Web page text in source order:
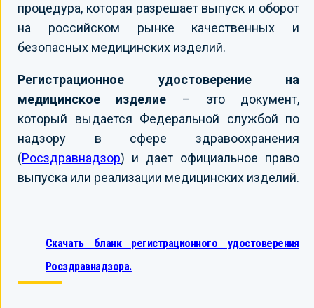
процедура, которая разрешает выпуск и оборот
на российском рынке качественных и
безопасных медицинских изделий.
Регистрационное удостоверение на
медицинское изделие – это документ,
который выдается Федеральной службой по
надзору в сфере здравоохранения
(Росздравнадзор) и дает официальное право
выпуска или реализации медицинских изделий.
Скачать бланк регистрационного удостоверения
Росздравнадзора.